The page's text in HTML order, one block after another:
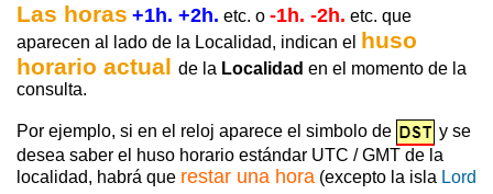
Las horas +1h. +2h. etc. o -1h. -2h. etc. que
aparecen al lado de la Localidad, indican el huso
horario actual de la Localidad en el momento de la
consulta.
Por ejemplo, si en el reloj aparece el simbolo de
y se
desea saber el huso horario estándar UTC / GMT de la
localidad, habrá que restar una hora (excepto la isla Lord